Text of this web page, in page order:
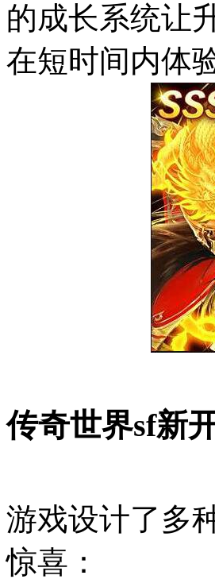
的成长系统让
在短时间内体
传奇世界sf新
游戏设计了多
惊喜：